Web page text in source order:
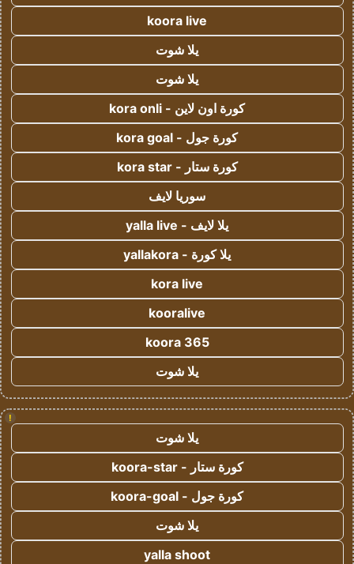
koora live
يلا شوت
يلا شوت
كورة اون لاين - kora onli
كورة جول - kora goal
كورة ستار - kora star
سوريا لايف
يلا لايف - yalla live
يلا كورة - yallakora
kora live
kooralive
koora 365
يلا شوت
!
يلا شوت
كورة ستار - koora-star
كورة جول - koora-goal
يلا شوت
yalla shoot